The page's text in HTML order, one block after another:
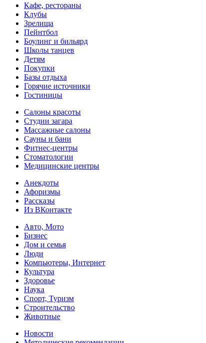
Кафе, рестораны
Клубы
Зрелища
Пейнтбол
Боулинг и бильярд
Школы танцев
Детям
Покупки
Базы отдыха
Горячие источники
Гостиницы
Салоны красоты
Студии загара
Массажные салоны
Сауны и бани
Фитнес-центры
Стоматологии
Медицинские центры
Анекдоты
Афоризмы
Рассказы
Из ВКонтакте
Авто, Мото
Бизнес
Дом и семья
Люди
Компьютеры, Интернет
Культура
Здоровье
Наука
Спорт, Туризм
Строительство
Животные
Новости